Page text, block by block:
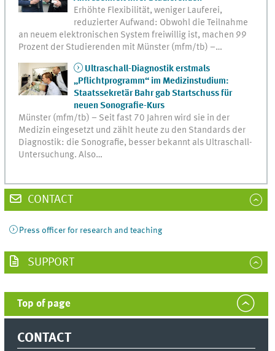
Erhöhte Flexibilität, weniger Lauferei,
reduzierter Aufwand: Obwohl die Teilnahme
an neuem elektronischen System freiwillig ist, machen 99
Prozent der Studierenden mit Münster (mfm/tb) –…
Ultraschall-Diagnostik erstmals
„Pflichtprogramm“ im Medizinstudium:
Staatssekretär Bahr gab Startschuss für
neuen Sonografie-Kurs
Münster (mfm/tb) – Seit fast 70 Jahren wird sie in der
Medizin eingesetzt und zählt heute zu den Standards der
Diagnostik: die Sonografie, besser bekannt als Ultraschall-
Untersuchung. Also…
CONTACT
Press officer for research and teaching
SUPPORT
Top of page
CONTACT